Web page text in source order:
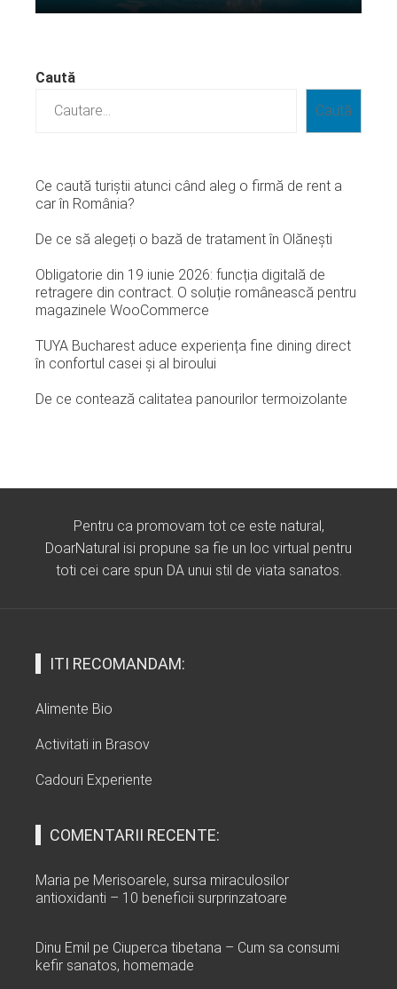
Caută
Caută
Ce caută turiștii atunci când aleg o firmă de rent a
car în România?
De ce să alegeți o bază de tratament în Olănești
Obligatorie din 19 iunie 2026: funcția digitală de
retragere din contract. O soluție românească pentru
magazinele WooCommerce
TUYA Bucharest aduce experiența fine dining direct
în confortul casei și al biroului
De ce contează calitatea panourilor termoizolante
Pentru ca promovam tot ce este natural,
DoarNatural isi propune sa fie un loc virtual pentru
toti cei care spun DA unui stil de viata sanatos.
ITI RECOMANDAM:
Alimente Bio
Activitati in Brasov
Cadouri Experiente
COMENTARII RECENTE:
Maria pe Merisoarele, sursa miraculosilor
antioxidanti – 10 beneficii surprinzatoare
Dinu Emil pe Ciuperca tibetana – Cum sa consumi
kefir sanatos, homemade